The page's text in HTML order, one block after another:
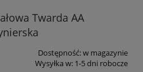
Twarda AA
Dostępność:w magazynie
Wysyłka w: 1-5 dni robocze